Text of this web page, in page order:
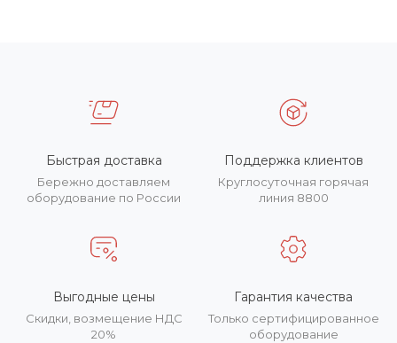
Быстрая доставка
Бережно доставляем
оборудование по России
Поддержка клиентов
Круглосуточная горячая
линия 8800
Выгодные цены
Скидки, возмещение НДС
20%
Гарантия качества
Только сертифицированное
оборудование